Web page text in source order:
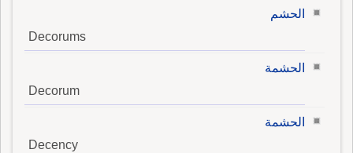
الحشم
Decorums
الحشمة
Decorum
الحشمة
Decency